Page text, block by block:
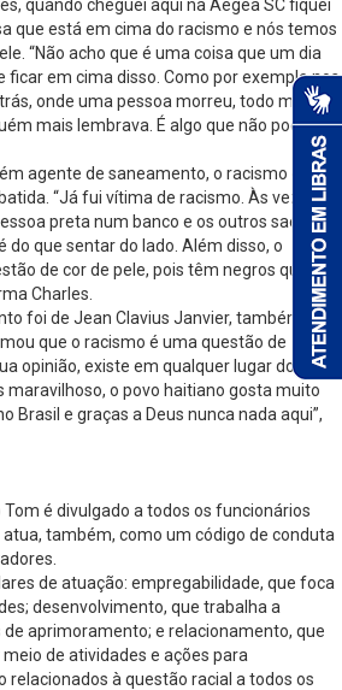
quando cheguei aqui na Aegea SC fiquei
que está em cima do racismo e nós temos
“Não acho que é uma coisa que um dia
ficar em cima disso. Como por exemplo nos
onde uma pessoa morreu, todo mundo
mais lembrava. É algo que não pode ser
agente de saneamento, o racismo é uma
“Já fui vítima de racismo. Às vezes,
preta num banco e os outros saem de
que sentar do lado. Além disso, o
de cor de pele, pois têm negros que
Charles.
foi de Jean Clavius Janvier, também
que o racismo é uma questão de
opinião, existe em qualquer lugar do
maravilhoso, o povo haitiano gosta muito
Brasil e graças a Deus nunca nada aqui”,
é divulgado a todos os funcionários
também, como um código de conduta
de atuação: empregabilidade, que foca
desenvolvimento, que trabalha a
aprimoramento; e relacionamento, que
de atividades e ações para
relacionados à questão racial a todos os